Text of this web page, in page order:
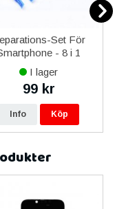
Set För
- 8 i 1
I lager
99 kr
Info Köp